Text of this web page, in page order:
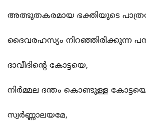
അത്ഭുതകരമായ ഭക്തിയുടെ
ദൈവരഹസ്യം നിറഞ്ഞിരിക്കുന്ന
ദാവീദിന്‍റെ കോട്ടയെ,
നിര്‍മ്മല ദന്തം കൊണ്ടുള്ള
സ്വര്‍ണ്ണാലയമേ,